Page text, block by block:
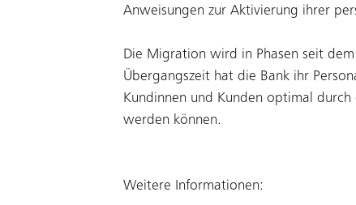
Anweisungen zur Aktivierung ihrer
Die Migration wird in Phasen seit
Übergangszeit hat die Bank ihr
Kundinnen und Kunden optimal
werden können.
Weitere Informationen: